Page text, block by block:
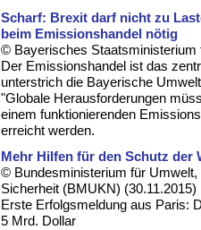
Scharf: Brexit darf nicht zu
beim Emissionshandel nötig
© Bayerisches Staatsministerium
Der Emissionshandel ist das
unterstrich die Bayerische
"Globale Herausforderungen
einem funktionierenden
erreicht werden.
Mehr Hilfen für den Schutz der
© Bundesministerium für
Sicherheit (BMUKN) (30.11.2015)
Erste Erfolgsmeldung aus Paris:
5 Mrd. Dollar